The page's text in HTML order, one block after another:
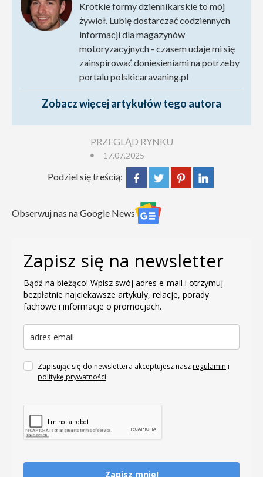
Krótkie formy dziennikarskie to mój
żywioł. Lubię dostarczać codziennych
informacji dla magazynów
motoryzacyjnych - czasem udaje mi się
zainspirować doniesieniami na potrzeby
portalu polskicaravaning.pl
Zobacz więcej artykułów tego autora
PRZEGLĄD RYNKU
17.07.2025
Podziel się treścią:
Obserwuj nas na Google News
Zapisz się na newsletter
Bądź na bieżąco! Wpisz swój adres e-mail i otrzymuj
bezpłatnie najciekawsze artykuły, relacje, porady
fachowe i informacje o promocjach.
Zapisując się do newslettera akceptujesz naszregulamin i
politykę prywatności.
Zapisz mnie!